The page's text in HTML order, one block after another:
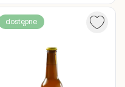
dostępne